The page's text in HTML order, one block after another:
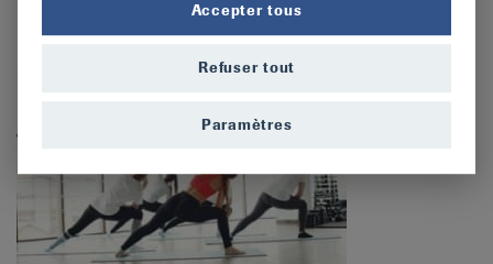
Accepter tous
Refuser tout
Paramètres